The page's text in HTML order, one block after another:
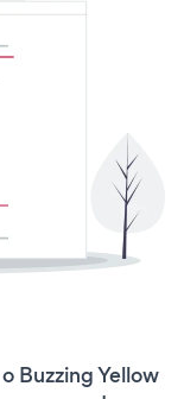
Buzzing Yellow